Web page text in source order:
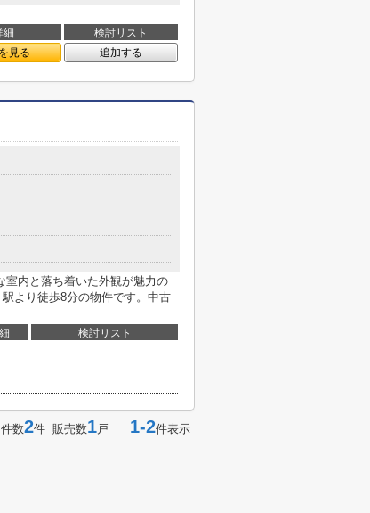
細
検討リスト
見る 追加する
室内と落ち着いた外観が魅力の
より徒歩8分の物件です。中古
検討リスト
数2件 販売数1戸 1-2件表示